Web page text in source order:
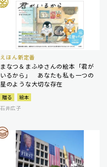
えほん新定番
まなつ＆まふゆさんの絵本「君が
いるから」 あなたも私も一つの
星のような大切な存在
贈る
絵本
石井広子